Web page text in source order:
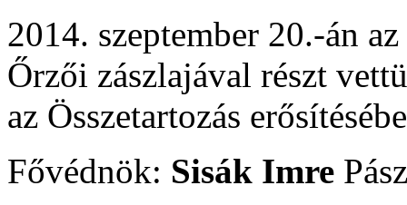
2014. szeptember 20.-án
Őrzői zászlajával részt
az Összetartozás
Fővédnök: Sisák Imre